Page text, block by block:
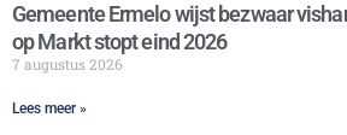
Gemeente Ermelo wijst bezwaar
op Markt stopt eind 2026
7 augustus 2026
Lees meer »